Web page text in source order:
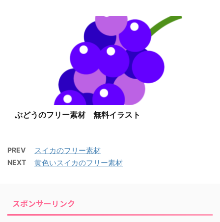
ぶどうのフリー素材 無料イラスト
PREV スイカのフリー素材
NEXT 黄色いスイカのフリー素材
スポンサーリンク